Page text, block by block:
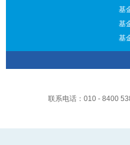
基
基
基
联系电话：010 - 8400